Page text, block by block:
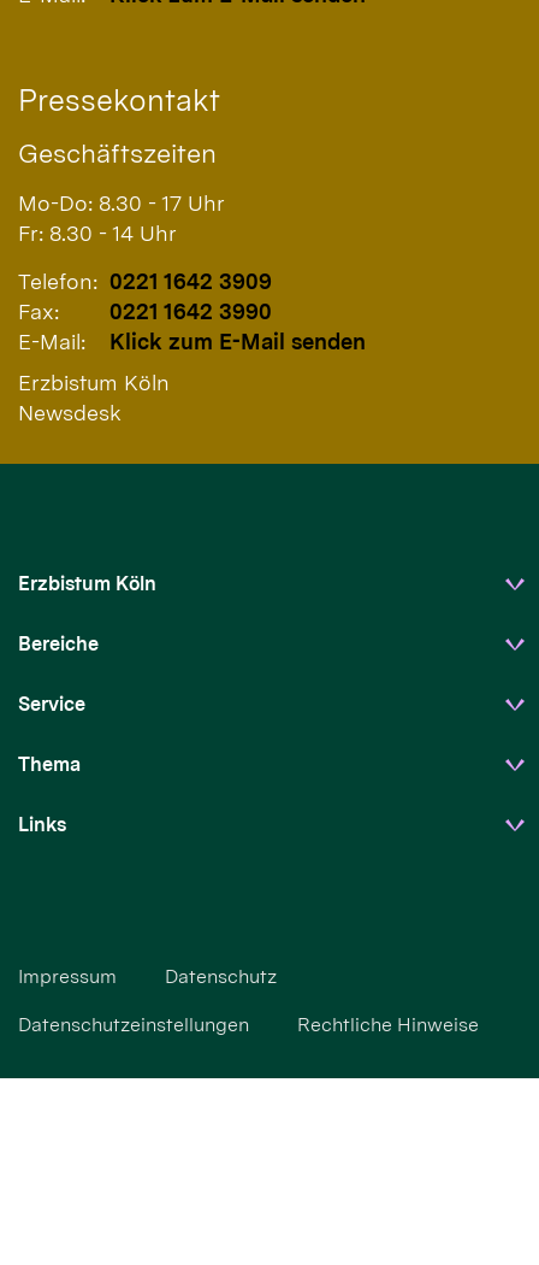
Pressekontakt
Geschäftszeiten
Mo-Do: 8.30 - 17 Uhr
Fr: 8.30 - 14 Uhr
Telefon: 0221 1642 3909
Fax:
0221 1642 3990
E-Mail:
Klick zum E-Mail senden
Erzbistum Köln
Newsdesk
Erzbistum Köln
Bereiche
Service
Thema
Links
Impressum Datenschutz
Datenschutzeinstellungen Rechtliche Hinweise